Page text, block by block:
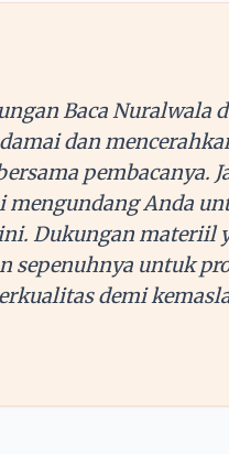
Baca Nuralwala
dan
pembacanya.
Anda
Dukungan materiil
sepenuhnya untuk
demi